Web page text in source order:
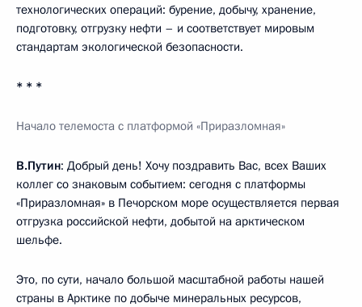
технологических операций: бурение, добычу, хранение,
подготовку, отгрузку нефти – и соответствует мировым
стандартам экологической безопасности.
* * *
Начало телемоста с платформой «Приразломная»
В.Путин: Добрый день! Хочу поздравить Вас, всех Ваших
коллег со знаковым событием: сегодня с платформы
«Приразломная» в Печорском море осуществляется первая
отгрузка российской нефти, добытой на арктическом
шельфе.
Это, по сути, начало большой масштабной работы нашей
страны в Арктике по добыче минеральных ресурсов,